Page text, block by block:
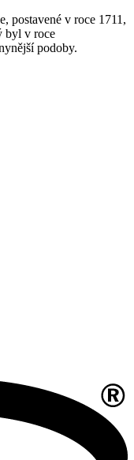
postavené v roce 1711,
byl v roce
podoby.